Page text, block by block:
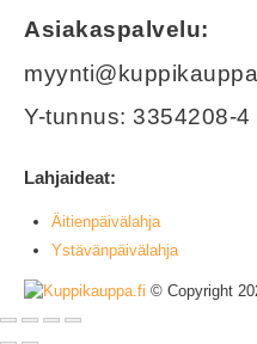
Asiakaspalvelu:
Y-tunnus: 3354208-4
Lahjaideat:
Äitienpäivälahja
Ystävänpäivälahja
© Copyright